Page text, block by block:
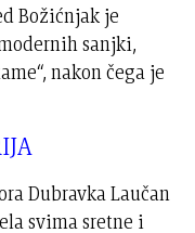
Božićnjak je
sanjki,
nakon čega je
Dubravka Laučan
svima sretne i